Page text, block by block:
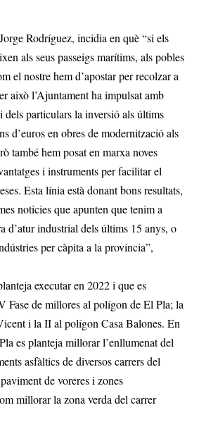
Rodríguez, incidia en què “si els
als seus passeigs marítims, als pobles
el nostre hem d’apostar per recolzar a
això l’Ajuntament ha impulsat amb
dels particulars la inversió als últims
d’euros en obres de modernització als
també hem posat en marxa noves
i instruments per facilitar el
Esta línia està donant bons resultats,
noticies que apunten que tenim a
d’atur industrial dels últims 15 anys, o
per càpita a la província”,
executar en 2022 i que es
Fase de millores al polígon de El Pla; la
i la II al polígon Casa Balones. En
es planteja millorar l’enllumenat del
asfàltics de diversos carrers del
de voreres i zones
millorar la zona verda del carrer